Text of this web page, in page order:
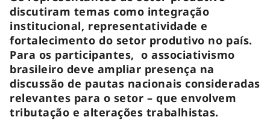
discutiram temas como integração
institucional, representatividade e
fortalecimento do setor produtivo no país.
Para os participantes, o associativismo
brasileiro deve ampliar presença na
discussão de pautas nacionais consideradas
relevantes para o setor – que envolvem
tributação e alterações trabalhistas.